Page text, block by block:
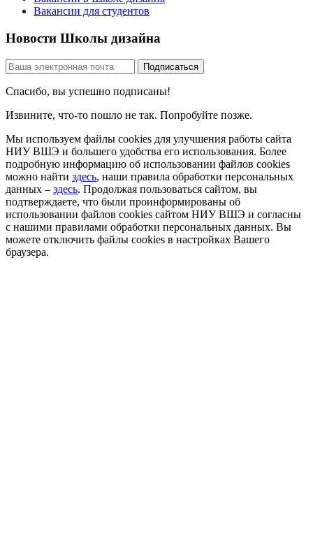
Вакансии для студентов
Новости Школы дизайна
Спасибо, вы успешно подписаны!
Извините, что-то пошло не так. Попробуйте позже.
Мы используем файлы cookies для улучшения работы сайта
НИУ ВШЭ и большего удобства его использования. Более
подробную информацию об использовании файлов cookies
можно найти здесь, наши правила обработки персональных
данных – здесь. Продолжая пользоваться сайтом, вы
подтверждаете, что были проинформированы об
использовании файлов cookies сайтом НИУ ВШЭ и согласны
с нашими правилами обработки персональных данных. Вы
можете отключить файлы cookies в настройках Вашего
браузера.